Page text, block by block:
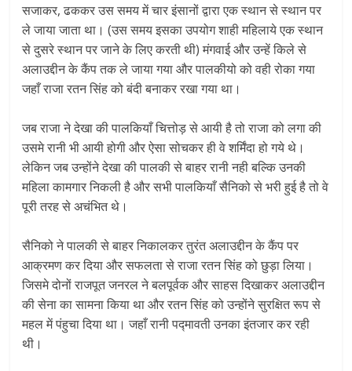
सजाकर, ढककर उस समय में चार इंसानों द्वारा एक स्थान से स्थान पर
ले जाया जाता था। (उस समय इसका उपयोग शाही महिलाये एक स्थान
से दुसरे स्थान पर जाने के लिए करती थी) मंगवाई और उन्हें किले से
अलाउद्दीन के कैंप तक ले जाया गया और पालकीयो को वही रोका गया
जहाँ राजा रतन सिंह को बंदी बनाकर रखा गया था।
जब राजा ने देखा की पालकियाँ चित्तोड़ से आयी है तो राजा को लगा की
उसमे रानी भी आयी होगी और ऐसा सोचकर ही वे शर्मिंदा हो गये थे।
लेकिन जब उन्होंने देखा की पालकी से बाहर रानी नही बल्कि उनकी
महिला कामगार निकली है और सभी पालकियाँ सैनिको से भरी हुई है तो वे
पूरी तरह से अचंभित थे।
सैनिको ने पालकी से बाहर निकालकर तुरंत अलाउद्दीन के कैंप पर
आक्रमण कर दिया और सफलता से राजा रतन सिंह को छुड़ा लिया।
जिसमे दोनों राजपूत जनरल ने बलपूर्वक और साहस दिखाकर अलाउद्दीन
की सेना का सामना किया था और रतन सिंह को उन्होंने सुरक्षित रूप से
महल में पंहुचा दिया था। जहाँ रानी पद्मावती उनका इंतजार कर रही
थी।